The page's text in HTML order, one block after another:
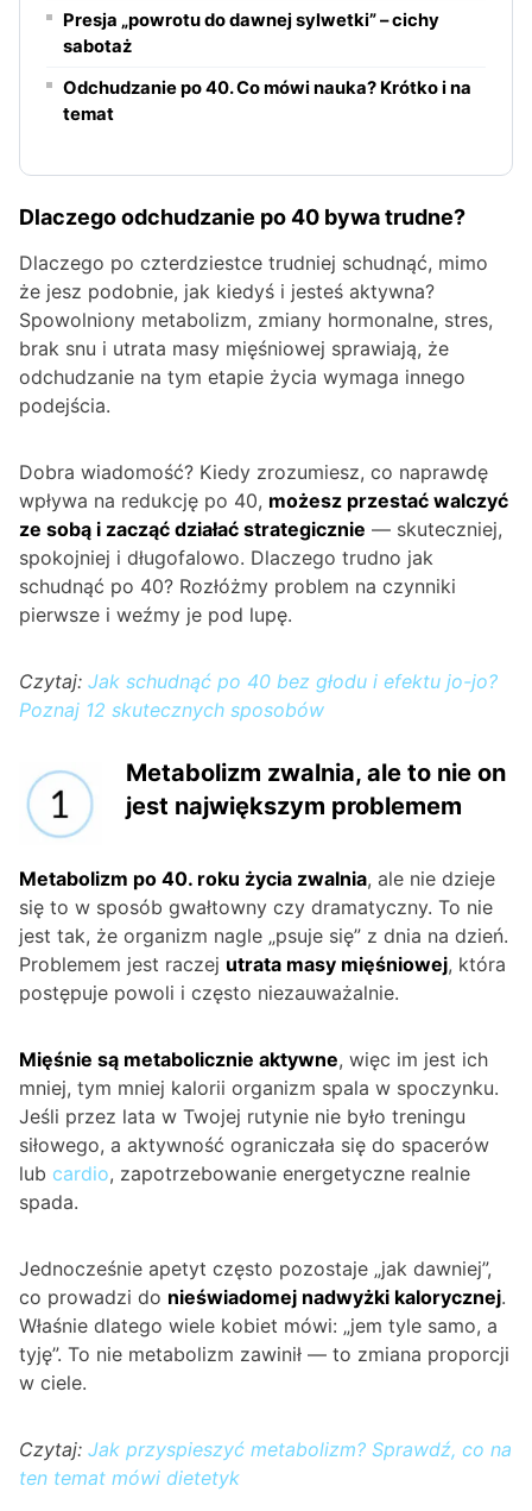
Presja „powrotu do dawnej sylwetki” – cichy
sabotaż
Odchudzanie po 40. Co mówi nauka? Krótko i na
temat
Dlaczego odchudzanie po 40 bywa trudne?
Dlaczego po czterdziestce trudniej schudnąć, mimo
że jesz podobnie, jak kiedyś i jesteś aktywna?
Spowolniony metabolizm, zmiany hormonalne, stres,
brak snu i utrata masy mięśniowej sprawiają, że
odchudzanie na tym etapie życia wymaga innego
podejścia.
Dobra wiadomość? Kiedy zrozumiesz, co naprawdę
wpływa na redukcję po 40, możesz przestać walczyć
ze sobą i zacząć działać strategicznie — skuteczniej,
spokojniej i długofalowo. Dlaczego trudno jak
schudnąć po 40? Rozłóżmy problem na czynniki
pierwsze i weźmy je pod lupę.
Czytaj: Jak schudnąć po 40 bez głodu i efektu jo-jo?
Poznaj 12 skutecznych sposobów
Metabolizm zwalnia, ale to nie on
jest największym problemem
Metabolizm po 40. roku życia zwalnia, ale nie dzieje
się to w sposób gwałtowny czy dramatyczny. To nie
jest tak, że organizm nagle „psuje się” z dnia na dzień.
Problemem jest raczej utrata masy mięśniowej, która
postępuje powoli i często niezauważalnie.
Mięśnie są metabolicznie aktywne, więc im jest ich
mniej, tym mniej kalorii organizm spala w spoczynku.
Jeśli przez lata w Twojej rutynie nie było treningu
siłowego, a aktywność ograniczała się do spacerów
lub cardio, zapotrzebowanie energetyczne realnie
spada.
Jednocześnie apetyt często pozostaje „jak dawniej”,
co prowadzi do nieświadomej nadwyżki kalorycznej.
Właśnie dlatego wiele kobiet mówi: „jem tyle samo, a
tyję”. To nie metabolizm zawinił — to zmiana proporcji
w ciele.
Czytaj: Jak przyspieszyć metabolizm? Sprawdź, co na
ten temat mówi dietetyk